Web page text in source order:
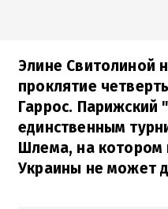
Элине Свитолиной
проклятие
Гаррос. Парижский
единственным
Шлема, на котором
Украины не может